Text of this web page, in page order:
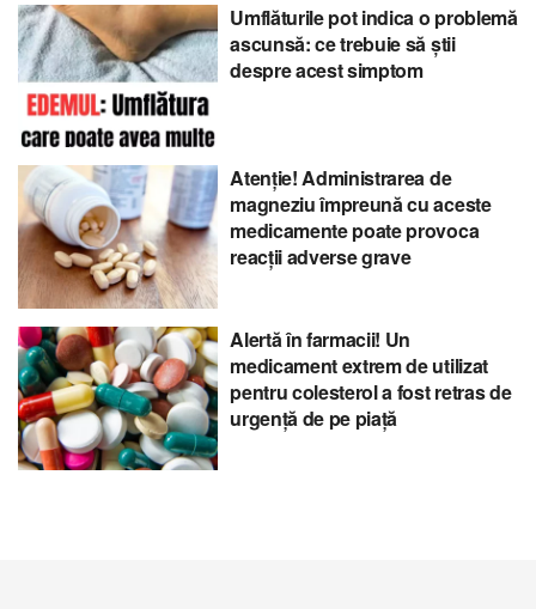
Umflăturile pot indica o problemă
ascunsă: ce trebuie să știi
despre acest simptom
Atenție! Administrarea de
magneziu împreună cu aceste
medicamente poate provoca
reacții adverse grave
Alertă în farmacii! Un
medicament extrem de utilizat
pentru colesterol a fost retras de
urgență de pe piață